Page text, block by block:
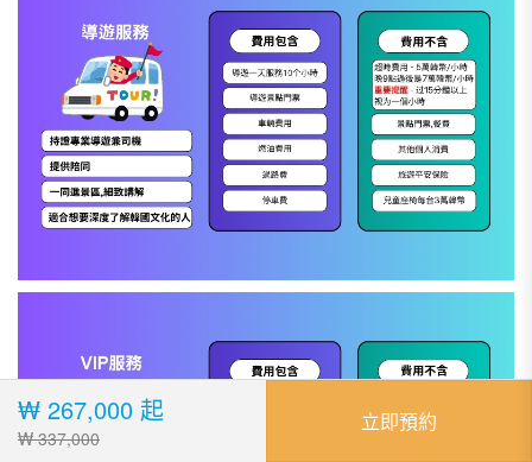
₩ 267,000 起
₩ 337,000
立即預約